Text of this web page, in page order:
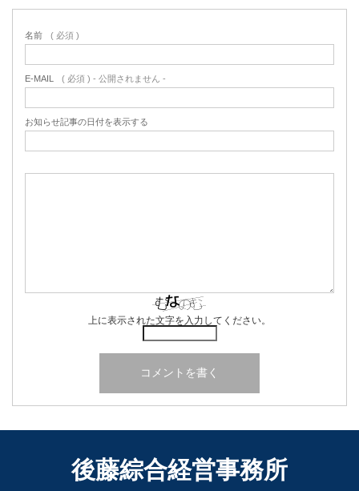
名前 ( 必須 )
E-MAIL ( 必須 ) - 公開されません -
お知らせ記事の日付を表示する
上に表示された文字を入力してください。
後藤綜合経営事務所